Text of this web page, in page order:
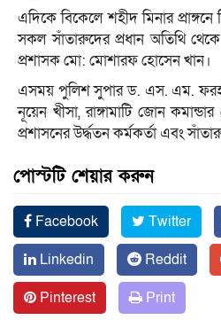
এদিকে বিকেলে শহীদ মিনার
সকল সাঁতারুদের প্রধান অতিথি
প্রশাসক মো: মোশারফ হোসেন খান।
এসময় পুলিশ সুপার ড. এস. এম.
নূয়েন খীসা, রাঙ্গামাটি জোন
প্রশাসনের উর্দ্ধতন কর্মকর্তা এবং
পোস্টটি শেয়ার করুন
Facebook Twitter
Linkedin
Reddit
Pinterest
Print